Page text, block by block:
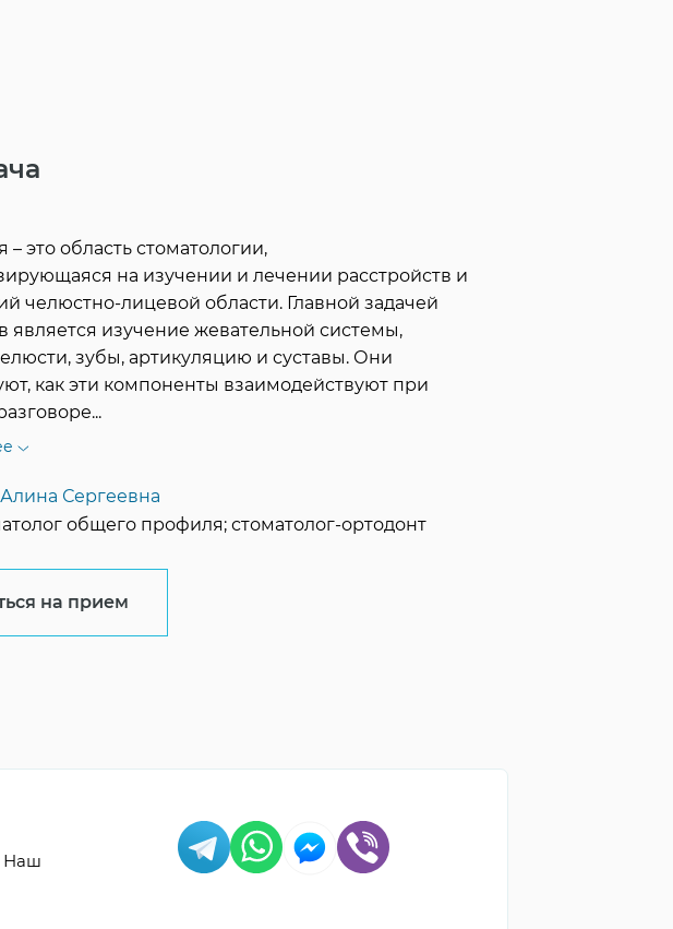
– это область стоматологии,
на изучении и лечении расстройств и
челюстно-лицевой области. Главной задачей
является изучение жевательной системы,
зубы, артикуляцию и суставы. Они
как эти компоненты взаимодействуют при
...
Сергеевна
общего профиля; стоматолог-ортодонт
на прием
Наш